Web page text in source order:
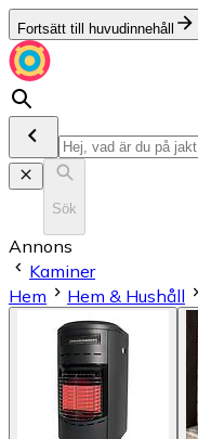
Fortsätt till huvudinnehåll
Sök
Annons
Kaminer
Hem
Hem & Hushåll